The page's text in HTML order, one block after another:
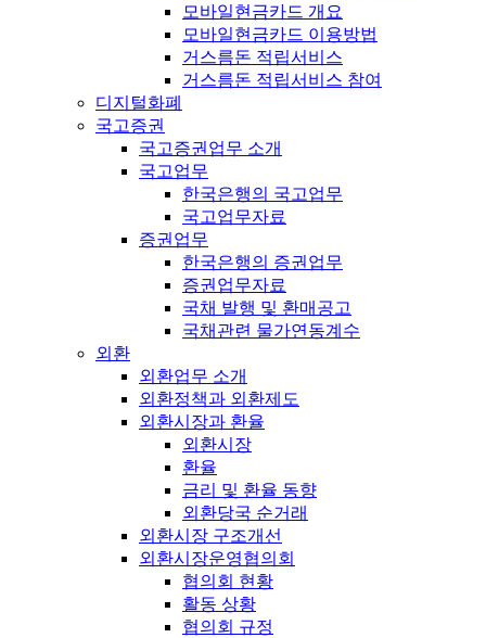
모바일현금카드 개요
모바일현금카드 이용방법
거스름돈 적립서비스
거스름돈 적립서비스 참여
디지털화폐
국고증권
국고증권업무 소개
국고업무
한국은행의 국고업무
국고업무자료
증권업무
한국은행의 증권업무
증권업무자료
국채 발행 및 환매공고
국채관련 물가연동계수
외환
외환업무 소개
외환정책과 외환제도
외환시장과 환율
외환시장
환율
금리 및 환율 동향
외환당국 순거래
외환시장 구조개선
외환시장운영협의회
협의회 현황
활동 상황
협의회 규정